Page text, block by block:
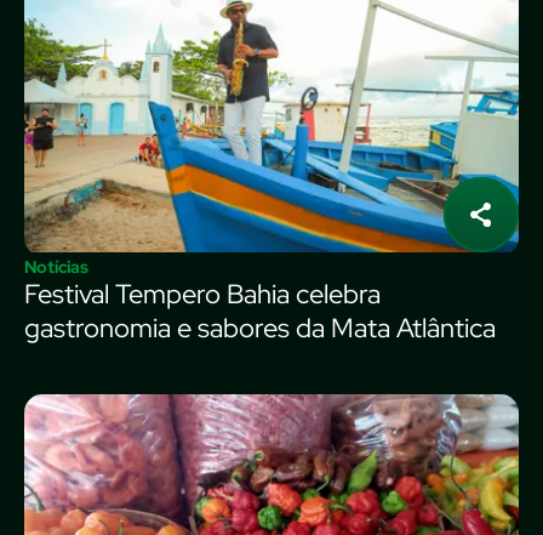
Notícias
Festival Tempero Bahia celebra
gastronomia e sabores da Mata Atlântica